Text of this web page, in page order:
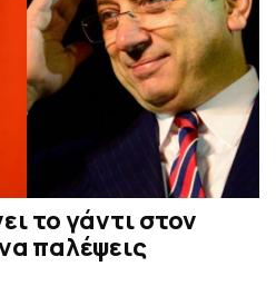
το γάντι στον
παλέψεις